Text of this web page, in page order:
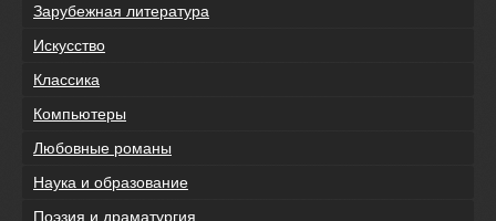
Зарубежная литература
Искусство
Классика
Компьютеры
Любовные романы
Наука и образование
Поэзия и драматургия